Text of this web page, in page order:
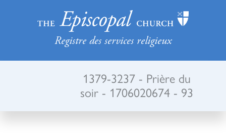
Registre des services religieux
1379-3237 - Prière du
soir - 1706020674 - 93